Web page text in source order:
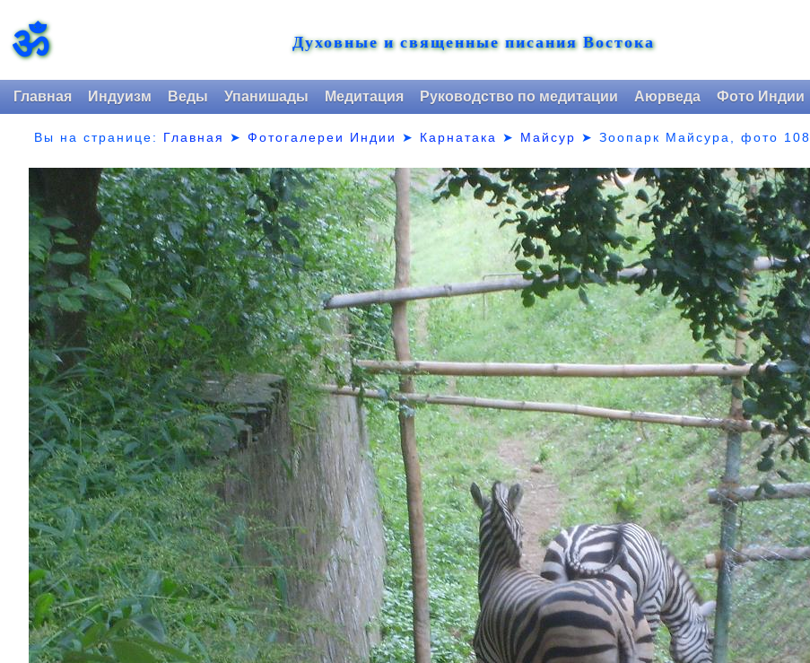
ॐ Духовные и священные писания Востока
Главная Индуизм Веды Упанишады Медитация Руководство по медитации Аюрведа Фото Индии
Вы на странице: Главная ➤Фотогалереи Индии ➤ Карнатака ➤ Майсур ➤Зоопарк Майсура, фото 108